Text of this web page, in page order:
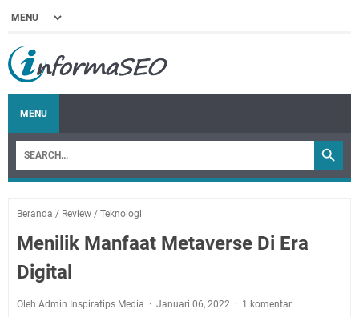
MENU
Beranda / Review / Teknologi
Menilik Manfaat Metaverse Di Era
Digital
Oleh Admin Inspiratips Media Januari 06, 2022 1 komentar